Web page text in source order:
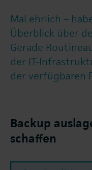
Mal ehrlich –
Überblick über
Gerade
der IT-
der verfügbaren
Backup
schaffen